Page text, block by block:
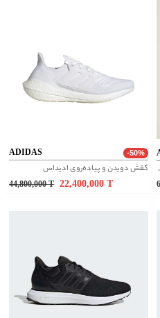
ADIDAS -50%
کفش دویدن و پیاده‌روی ادیداس
44,800,000 T 22,400,000